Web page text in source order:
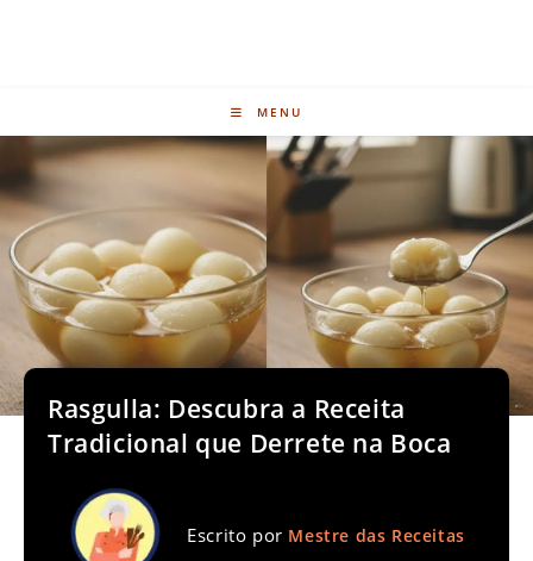
MENU
Rasgulla: Descubra a Receita
Tradicional que Derrete na Boca
Escrito por Mestre das Receitas